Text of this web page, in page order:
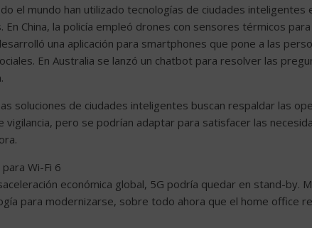
el mundo han utilizado tecnologías de ciudades
En China, la policía empleó drones con sensores térmicos
una aplicación para smartphones que pone a las
En Australia se lanzó un chatbot para resolver las
soluciones de ciudades inteligentes buscan respaldar las
vigilancia, pero se podrían adaptar para satisfacer las
Wi-Fi 6
económica global, 5G podría quedar en stand-by.
para modernizarse, sobre todo ahora que el home office